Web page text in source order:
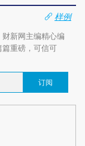
样例
新网主编精心编
重磅，可信可
订阅